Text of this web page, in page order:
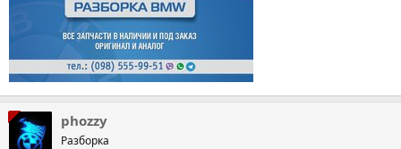
phozzy
Разборка